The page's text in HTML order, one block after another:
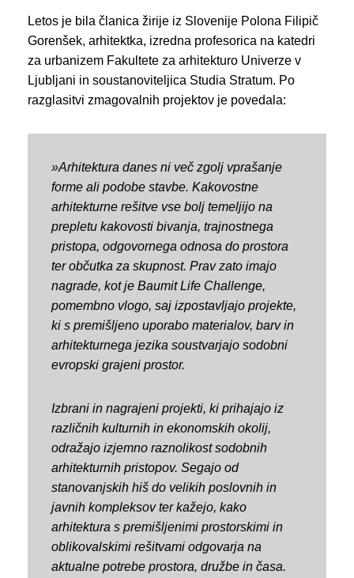
Letos je bila članica žirije iz Slovenije Polona Filipič
Gorenšek, arhitektka, izredna profesorica na katedri
za urbanizem Fakultete za arhitekturo Univerze v
Ljubljani in soustanoviteljica Studia Stratum. Po
razglasitvi zmagovalnih projektov je povedala:
»Arhitektura danes ni več zgolj vprašanje
forme ali podobe stavbe. Kakovostne
arhitekturne rešitve vse bolj temeljijo na
prepletu kakovosti bivanja, trajnostnega
pristopa, odgovornega odnosa do prostora
ter občutka za skupnost. Prav zato imajo
nagrade, kot je Baumit Life Challenge,
pomembno vlogo, saj izpostavljajo projekte,
ki s premišljeno uporabo materialov, barv in
arhitekturnega jezika soustvarjajo sodobni
evropski grajeni prostor.
Izbrani in nagrajeni projekti, ki prihajajo iz
različnih kulturnih in ekonomskih okolij,
odražajo izjemno raznolikost sodobnih
arhitekturnih pristopov. Segajo od
stanovanjskih hiš do velikih poslovnih in
javnih kompleksov ter kažejo, kako
arhitektura s premišljenimi prostorskimi in
oblikovalskimi rešitvami odgovarja na
aktualne potrebe prostora, družbe in časa.